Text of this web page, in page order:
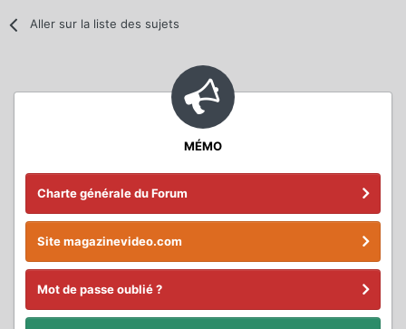
Aller sur la liste des sujets
MÉMO
Charte générale du Forum
Site magazinevideo.com
Mot de passe oublié ?